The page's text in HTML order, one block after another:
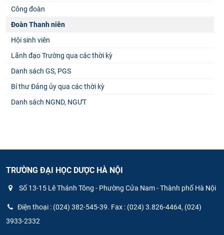
Công đoàn
Đoàn Thanh niên
Hội sinh viên
Lãnh đạo Trường qua các thời kỳ
Danh sách GS, PGS
Bí thư Đảng ủy qua các thời kỳ
Danh sách NGND, NGƯT
TRƯỜNG ĐẠI HỌC DƯỢC HÀ NỘI
Số 13-15 Lê Thánh Tông - Phường Cửa Nam - Thành phố Hà Nội
Điện thoại : (024) 382-545-39. Fax : (024) 3.826-4464, (024)
3933-2332